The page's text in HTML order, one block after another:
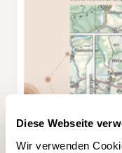
Diese Webseite
Wir verwenden